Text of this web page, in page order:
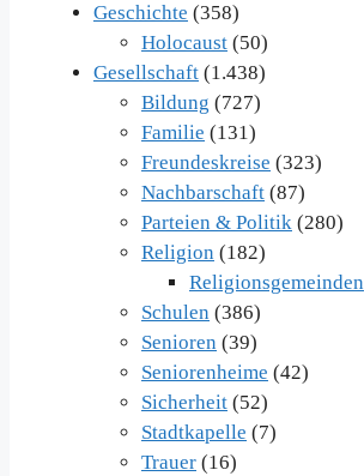
Geschichte (358)
Holocaust (50)
Gesellschaft (1.438)
Bildung (727)
Familie (131)
Freundeskreise (323)
Nachbarschaft (87)
Parteien & Politik (280)
Religion (182)
Religionsgemeinden
Schulen (386)
Senioren (39)
Seniorenheime (42)
Sicherheit (52)
Stadtkapelle (7)
Trauer (16)